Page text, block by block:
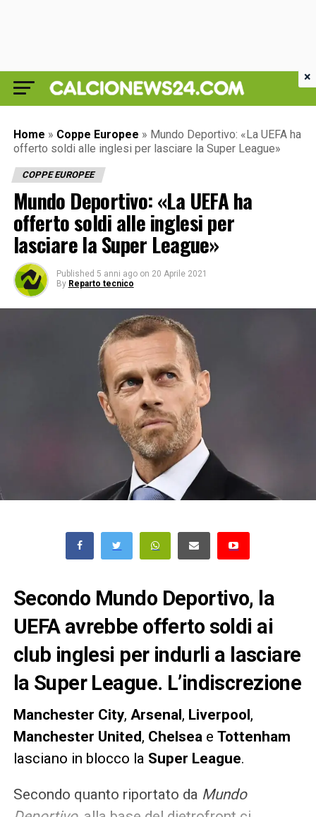
Home » Coppe Europee » Mundo Deportivo: «La UEFA ha
offerto soldi alle inglesi per lasciare la Super League»
COPPE EUROPEE
Mundo Deportivo: «La UEFA ha
offerto soldi alle inglesi per
lasciare la Super League»
Published 5 anni ago on 20 Aprile 2021
By Reparto tecnico
Secondo Mundo Deportivo, la
UEFA avrebbe offerto soldi ai
club inglesi per indurli a lasciare
la Super League. L’indiscrezione
Manchester City, Arsenal, Liverpool,
Manchester United, Chelsea e Tottenham
lasciano in blocco la Super League.
Secondo quanto riportato da Mundo
×